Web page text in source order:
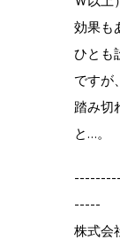
効果も
ひとも
ですが
踏み切
と…。
-----
株式会